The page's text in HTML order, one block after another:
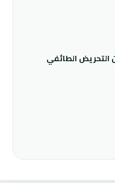
التحريض الطائفي